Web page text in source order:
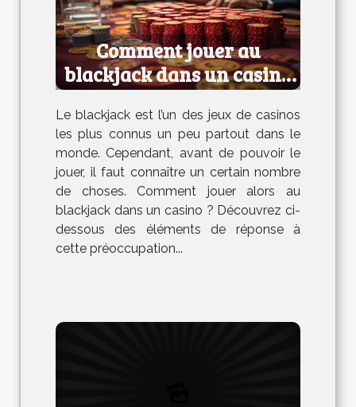
Comment jouer au
blackjack dans un casino
?
Le blackjack est l’un des jeux de casinos
les plus connus un peu partout dans le
monde. Cependant, avant de pouvoir le
jouer, il faut connaître un certain nombre
de choses. Comment jouer alors au
blackjack dans un casino ? Découvrez ci-
dessous des éléments de réponse à
cette préoccupation...